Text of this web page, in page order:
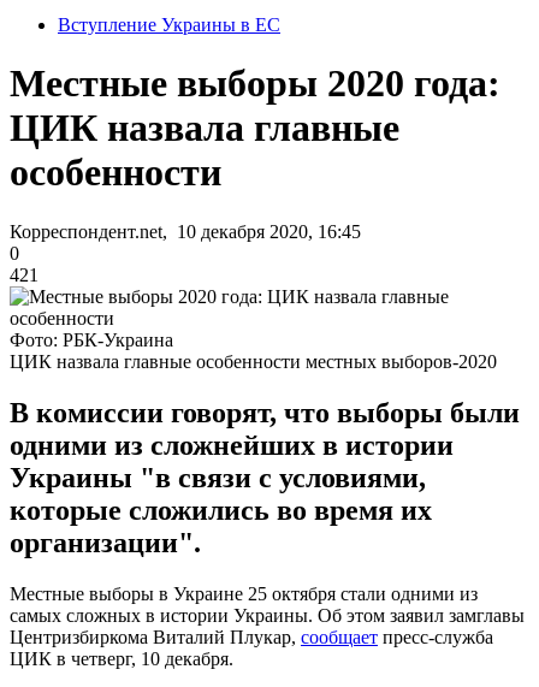
Вступление Украины в ЕС
Местные выборы 2020 года:
ЦИК назвала главные
особенности
Корреспондент.net, 10 декабря 2020, 16:45
0
421
Фото: РБК-Украина
ЦИК назвала главные особенности местных выборов-2020
В комиссии говорят, что выборы были
одними из сложнейших в истории
Украины "в связи с условиями,
которые сложились во время их
организации".
Местные выборы в Украине 25 октября стали одними из
самых сложных в истории Украины. Об этом заявил замглавы
Центризбиркома Виталий Плукар, сообщает пресс-служба
ЦИК в четверг, 10 декабря.